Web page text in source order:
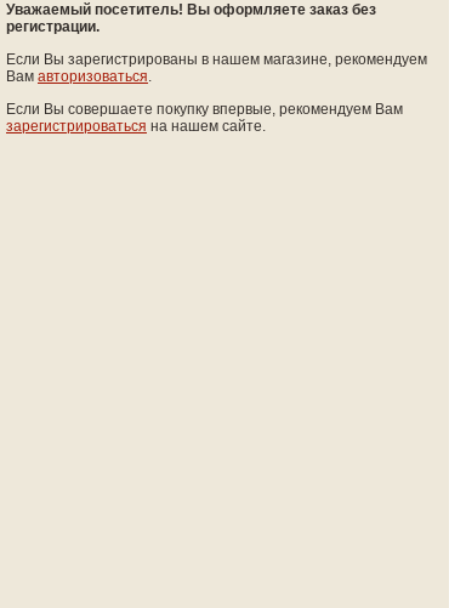
Уважаемый посетитель! Вы оформляете заказ без
регистрации.
Если Вы зарегистрированы в нашем магазине, рекомендуем
Вам авторизоваться.
Если Вы совершаете покупку впервые, рекомендуем Вам
зарегистрироваться на нашем сайте.